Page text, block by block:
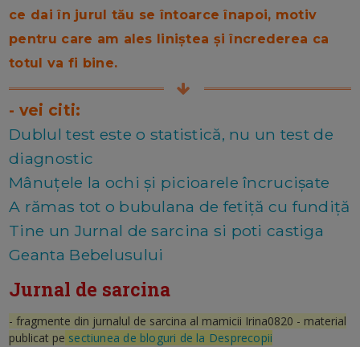
ce dai în jurul tău se întoarce înapoi, motiv
pentru care am ales liniștea și încrederea ca
totul va fi bine.
- vei citi:
Dublul test este o statistică, nu un test de
diagnostic
Mânuțele la ochi și picioarele încrucișate
A rămas tot o bubulana de fetiță cu fundiță
Tine un Jurnal de sarcina si poti castiga
Geanta Bebelusului
Jurnal de sarcina
- fragmente din jurnalul de sarcina al mamicii Irina0820 - material
publicat pe sectiunea de bloguri de la Desprecopii